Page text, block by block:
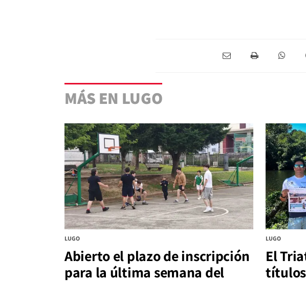
MÁS EN LUGO
LUGO
Abierto el plazo de inscripción
para la última semana del
LUGO
El
títulos